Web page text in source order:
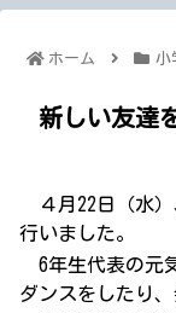
ホーム 小
新しい友達
４月22日（水）
行いました。
6年生代表の元
ダンスをしたり